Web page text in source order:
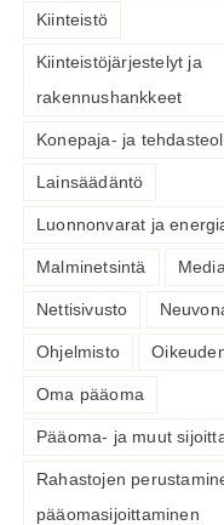
Kiinteistö
Kiinteistöjärjestelyt ja
rakennushankkeet
Konepaja- ja
Lainsäädäntö
Luonnonvarat ja
Malminetsintä
Nettisivusto
Ohjelmisto
Oma pääoma
Pääoma- ja muut
Rahastojen
pääomasijoittaminen